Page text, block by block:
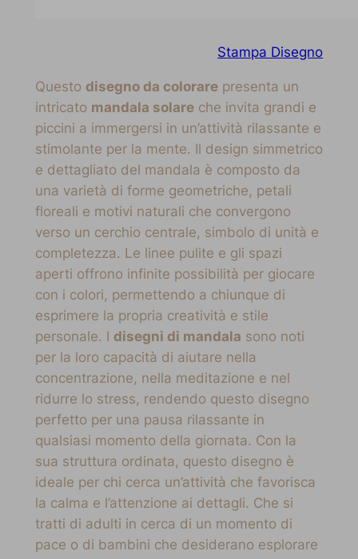
Stampa Disegno
Questo disegno da colorarepresenta un
intricato mandala solareche invita grandi e
piccini a immergersi in un’attività rilassante e
stimolante per la mente. Il design simmetrico
e dettagliato del mandala è composto da
una varietà di forme geometriche, petali
floreali e motivi naturali che convergono
verso un cerchio centrale, simbolo di unità e
completezza. Le linee pulite e gli spazi
aperti offrono infinite possibilità per giocare
con i colori, permettendo a chiunque di
esprimere la propria creatività e stile
personale. I disegni di mandala sono noti
per la loro capacità di aiutare nella
concentrazione, nella meditazione e nel
ridurre lo stress, rendendo questo disegno
perfetto per una pausa rilassante in
qualsiasi momento della giornata. Con la
sua struttura ordinata, questo disegno è
ideale per chi cerca un’attività che favorisca
la calma e l’attenzione ai dettagli. Che si
tratti di adulti in cerca di un momento di
pace o di bambini che desiderano esplorare